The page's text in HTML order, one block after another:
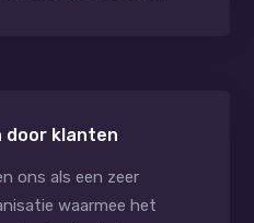
door klanten
ons als een zeer
waarmee het